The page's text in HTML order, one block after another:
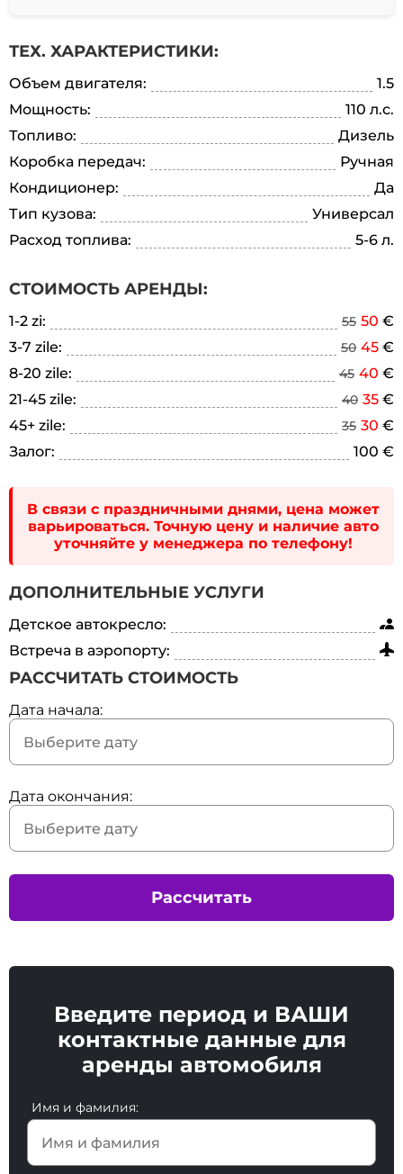
ТЕХ. ХАРАКТЕРИСТИКИ:
Объем двигателя:
1.5
Мощность:
110 л.с.
Топливо:
Дизель
Коробка передач:
Ручная
Кондиционер:
Да
Тип кузова:
Универсал
Расход топлива:
5-6 л.
СТОИМОСТЬ АРЕНДЫ:
1-2 zi: 55 50 €
3-7 zile:
50 45 €
8-20 zile:
45 40 €
21-45 zile:
40 35 €
45+ zile:
35 30 €
Залог:
100 €
В связи с праздничными днями, цена может
варьироваться. Точную цену и наличие авто
уточняйте у менеджера по телефону!
ДОПОЛНИТЕЛЬНЫЕ УСЛУГИ
Детское автокресло:
Встреча в аэропорту:
РАССЧИТАТЬ СТОИМОСТЬ
Дата начала:
Дата окончания:
Рассчитать
Введите период и ВАШИ
контактные данные для
аренды автомобиля
Имя и фамилия: